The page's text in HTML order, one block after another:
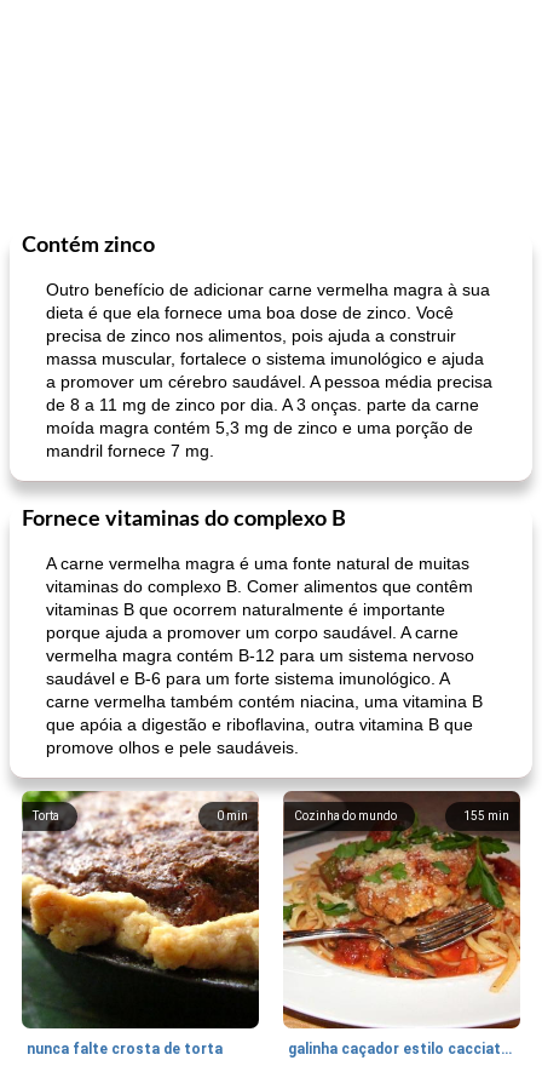
Contém zinco
Outro benefício de adicionar carne vermelha magra à sua
dieta é que ela fornece uma boa dose de zinco. Você
precisa de zinco nos alimentos, pois ajuda a construir
massa muscular, fortalece o sistema imunológico e ajuda
a promover um cérebro saudável. A pessoa média precisa
de 8 a 11 mg de zinco por dia. A 3 onças. parte da carne
moída magra contém 5,3 mg de zinco e uma porção de
mandril fornece 7 mg.
Fornece vitaminas do complexo B
A carne vermelha magra é uma fonte natural de muitas
vitaminas do complexo B. Comer alimentos que contêm
vitaminas B que ocorrem naturalmente é importante
porque ajuda a promover um corpo saudável. A carne
vermelha magra contém B-12 para um sistema nervoso
saudável e B-6 para um forte sistema imunológico. A
carne vermelha também contém niacina, uma vitamina B
que apóia a digestão e riboflavina, outra vitamina B que
promove olhos e pele saudáveis.
0min
Torta
nunca falte crosta de torta
155 min
Cozinha do mundo
galinha caçador estilo cacciatore